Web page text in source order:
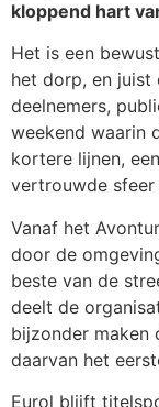
kloppend hart
Het is een
het dorp, en
deelnemers,
weekend waarin
kortere lijnen,
vertrouwde sfeer
Vanaf het
door de
beste van de
deelt de
bijzonder maken
daarvan het
Eurol blijft